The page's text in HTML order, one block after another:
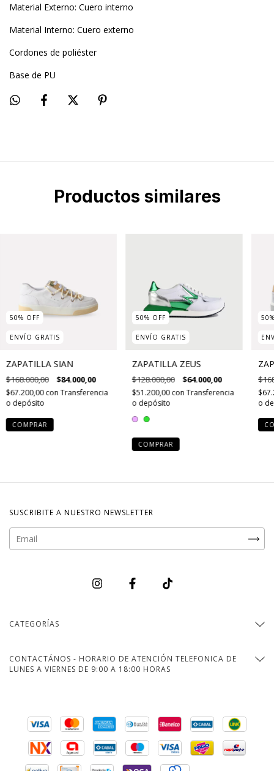
Material Externo: Cuero interno
Material Interno: Cuero externo
Cordones de poliéster
Base de PU
Productos similares
50% OFF
ENVÍO GRATIS
ZAPATILLA SIAN
$168.000,00 $84.000,00
$67.200,00con Transferencia
o depósito
COMPRAR
50% OFF
ENVÍO GRATIS
ZAPATILLA ZEUS
$128.000,00 $64.000,00
$51.200,00con Transferencia
o depósito
COMPRAR
50
o
SUSCRIBITE A NUESTRO NEWSLETTER
CATEGORÍAS
CONTACTÁNOS - HORARIO DE ATENCIÓN TELEFONICA DE
LUNES A VIERNES DE 9:00 A 18:00 HORAS